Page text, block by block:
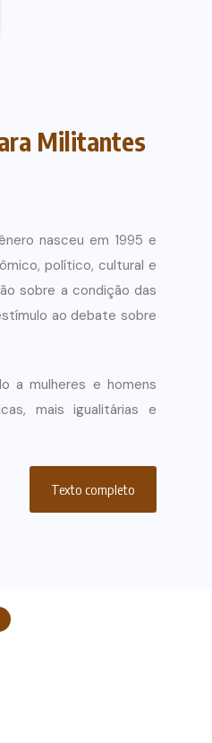
Militantes
nasceu em 1995 e
político, cultural e
sobre a condição das
ao debate sobre
a mulheres e homens
mais igualitárias e
Texto completo